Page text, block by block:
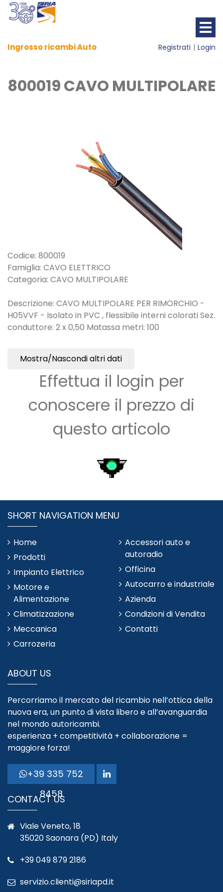
Ingrosso ricambi Auto Registrati Login
800019 CAVO MULTIPOLARE
Codice: 800019
Famiglia: CAVO ELETTRICO
Categoria: CAVO MULTIPOLARE
Descrizione: CAVO MULTIPOLARE PER RIMORCHIO -
H05VVF - Isolato in PVC , flessibile interni colorati Sez.
conduttore: 2 x 0,50 Matassa metri: 100
Mostra/Nascondi altri dati
Effettua il login per
conoscere il prezzo di
questo articolo
SHORT NAVIGATION MENU
Home
Prodotti
Impianto Elettrico
Motore e
Alimentazione
Climatizzazione
Meccanica
Carrozeria
Accessori auto e
autoradio
Officina
Autocarro e industriale
Azienda
Condizioni di Vendita
Contatti
ABOUT US
Percorriamo il mercato del ricambio nell’ottica della
nuova era, un punto di vista libero e all’avanguardia
nel mondo autoricambi.
esperienza + competitività + collaborazione =
maggiore forza!
+39 335 752
8458
CONTACT US
Viale Veneto, 18
35020 Saonara (PD) Italy
+39 049 879 2186
servizio.clienti@siriapd.it